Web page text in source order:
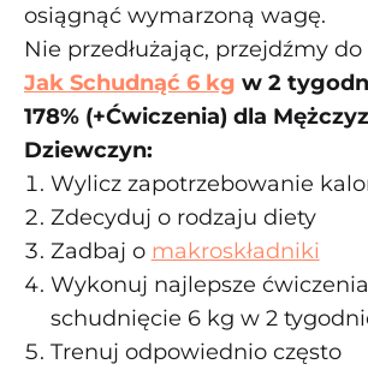
osiągnąć wymarzoną wagę.
Nie przedłużając, przejdźmy do
Jak Schudnąć 6 kg w 2
178% (+Ćwiczenia) dla
Dziewczyn:
Wylicz zapotrzebowanie
Zdecyduj o rodzaju diety
Zadbaj o makroskładniki
Wykonuj najlepsze
schudnięcie 6 kg w 2
Trenuj odpowiednio często